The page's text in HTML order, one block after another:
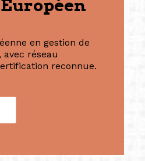
en gestion de
réseau
reconnue.